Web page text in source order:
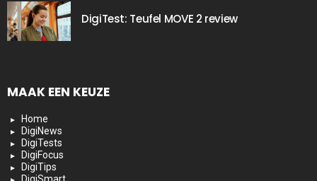
DigiTest: Teufel MOVE 2 review
MAAK EEN KEUZE
Home
DigiNews
DigiTests
DigiFocus
DigiTips